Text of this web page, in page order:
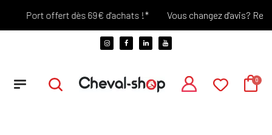
Port offert dès 69€ d'achats !* Vous changez d'avis?